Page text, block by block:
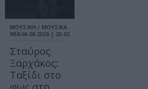
ΜΟΥΣΙΚΗ / ΜΟΥΣΙΚΑ
ΝΕΑ 06.08.2026 | 20.02
Σταύρος
Ξαρχάκος:
Ταξίδι στο